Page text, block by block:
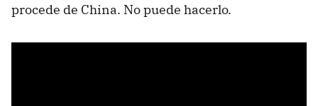
procede de China. No puede hacerlo.